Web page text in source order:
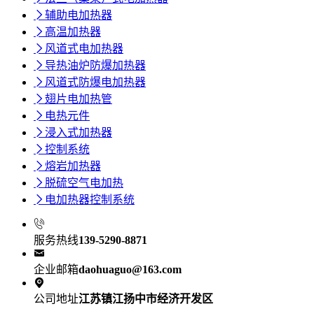
 辅助电加热器
 高温加热器
 风道式电加热器
 导热油炉防爆加热器
 风道式防爆电加热器
 翅片电加热管
 电热元件
 浸入式加热器
 控制系统
 熔岩加热器
 脱硫空气电加热
 电加热器控制系统

服务热线139-5290-8871

企业邮箱daohuaguo@163.com

公司地址江苏镇江扬中市经济开发区